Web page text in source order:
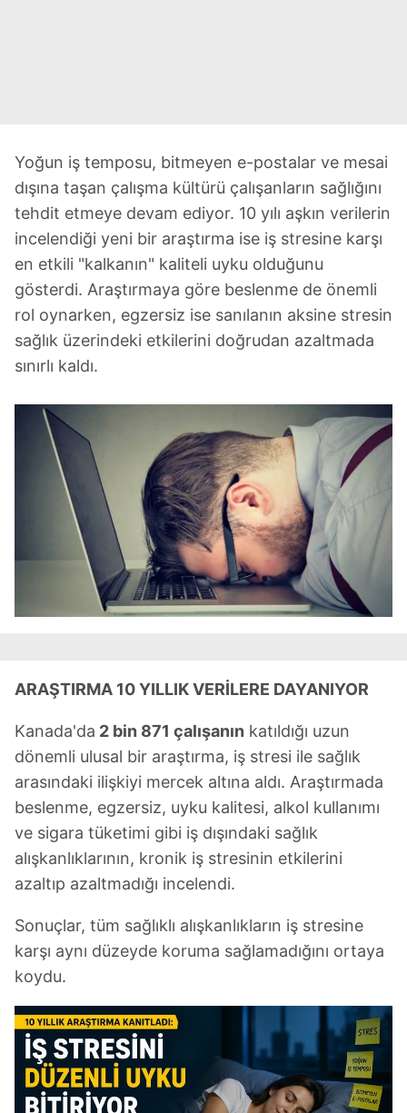
Yoğun iş temposu, bitmeyen e-postalar ve mesai
dışına taşan çalışma kültürü çalışanların sağlığını
tehdit etmeye devam ediyor. 10 yılı aşkın verilerin
incelendiği yeni bir araştırma ise iş stresine karşı
en etkili "kalkanın" kaliteli uyku olduğunu
gösterdi. Araştırmaya göre beslenme de önemli
rol oynarken, egzersiz ise sanılanın aksine stresin
sağlık üzerindeki etkilerini doğrudan azaltmada
sınırlı kaldı.
ARAŞTIRMA 10 YILLIK VERİLERE DAYANIYOR
Kanada'da 2 bin 871 çalışanın katıldığı uzun
dönemli ulusal bir araştırma, iş stresi ile sağlık
arasındaki ilişkiyi mercek altına aldı. Araştırmada
beslenme, egzersiz, uyku kalitesi, alkol kullanımı
ve sigara tüketimi gibi iş dışındaki sağlık
alışkanlıklarının, kronik iş stresinin etkilerini
azaltıp azaltmadığı incelendi.
Sonuçlar, tüm sağlıklı alışkanlıkların iş stresine
karşı aynı düzeyde koruma sağlamadığını ortaya
koydu.